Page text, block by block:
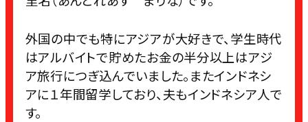
外国の中でも特にアジアが大好きで、学生時代
はアルバイトで貯めたお金の半分以上はアジ
ア旅行につぎ込んでいました。またインドネシ
アに１年間留学しており、夫もインドネシア人で
す。